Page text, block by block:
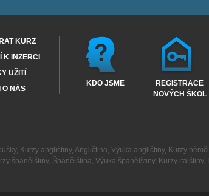
KURZ
K INZERCI
UŽITÍ
O NÁS
KDO JSME
REGISTRACE
NOVÝCH ŠKOL
, Kurzy angličtiny, Angličtina, Výuka angličtiny, Kurzy
španělštiny, Španělština, Výuka španělštiny, Kurzy italštiny,